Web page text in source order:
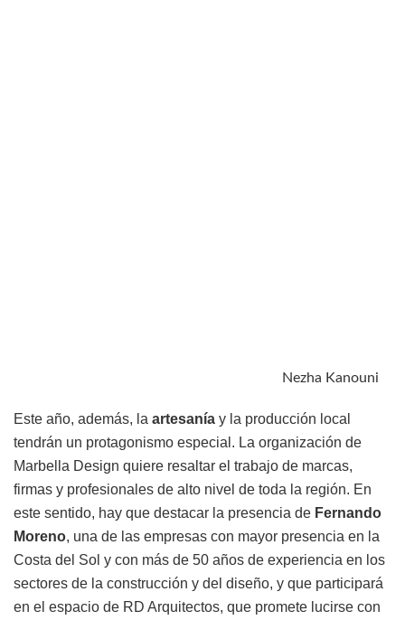
Nezha Kanouni
Este año, además, la artesanía y la producción local
tendrán un protagonismo especial. La organización de
Marbella Design quiere resaltar el trabajo de marcas,
firmas y profesionales de alto nivel de toda la región. En
este sentido, hay que destacar la presencia de Fernando
Moreno, una de las empresas con mayor presencia en la
Costa del Sol y con más de 50 años de experiencia en los
sectores de la construcción y del diseño, y que participará
en el espacio de RD Arquitectos, que promete lucirse con